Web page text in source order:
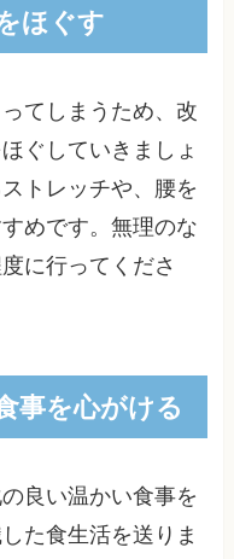
ほぐす
てしまうため、改
ぐしていきましょ
トレッチや、腰を
めです。無理のな
に行ってくださ
事を心がける
良い温かい食事を
た食生活を送りま